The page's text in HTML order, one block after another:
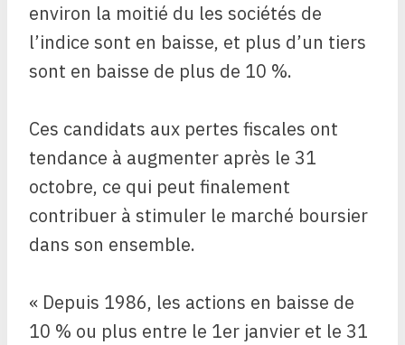
environ la moitié du les sociétés de
l’indice sont en baisse, et plus d’un tiers
sont en baisse de plus de 10 %.
Ces candidats aux pertes fiscales ont
tendance à augmenter après le 31
octobre, ce qui peut finalement
contribuer à stimuler le marché boursier
dans son ensemble.
« Depuis 1986, les actions en baisse de
10 % ou plus entre le 1er janvier et le 31